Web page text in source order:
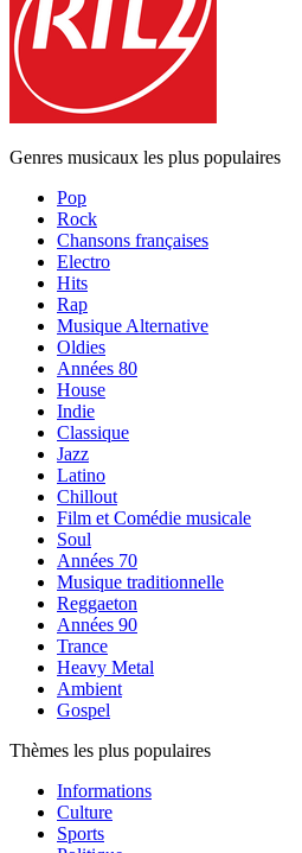
Genres musicaux les plus populaires
Pop
Rock
Chansons françaises
Electro
Hits
Rap
Musique Alternative
Oldies
Années 80
House
Indie
Classique
Jazz
Latino
Chillout
Film et Comédie musicale
Soul
Années 70
Musique traditionnelle
Reggaeton
Années 90
Trance
Heavy Metal
Ambient
Gospel
Thèmes les plus populaires
Informations
Culture
Sports